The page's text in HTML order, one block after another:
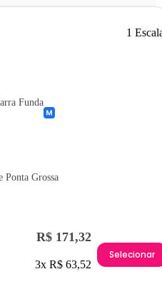
1
Funda
Ponta Grossa
R$ 171,32
3x R$ 63,52
Selecionar